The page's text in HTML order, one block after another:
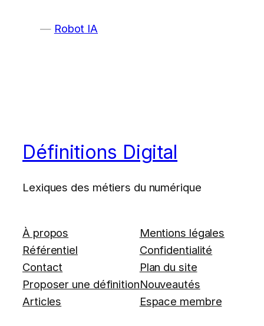
Robot IA
Définitions Digital
Lexiques des métiers du numérique
À propos
Référentiel
Contact
Proposer une définition
Articles
Mentions légales
Confidentialité
Plan du site
Nouveautés
Espace membre